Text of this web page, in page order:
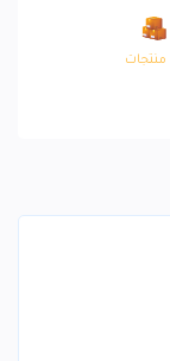
منتجات